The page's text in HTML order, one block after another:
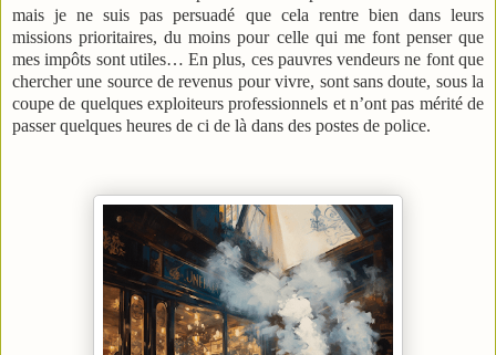
mais je ne suis pas persuadé que cela rentre bien dans leurs
missions prioritaires, du moins pour celle qui me font penser que
mes impôts sont utiles… En plus, ces pauvres vendeurs ne font que
chercher une source de revenus pour vivre, sont sans doute, sous la
coupe de quelques exploiteurs professionnels et n’ont pas mérité de
passer quelques heures de ci de là dans des postes de police.